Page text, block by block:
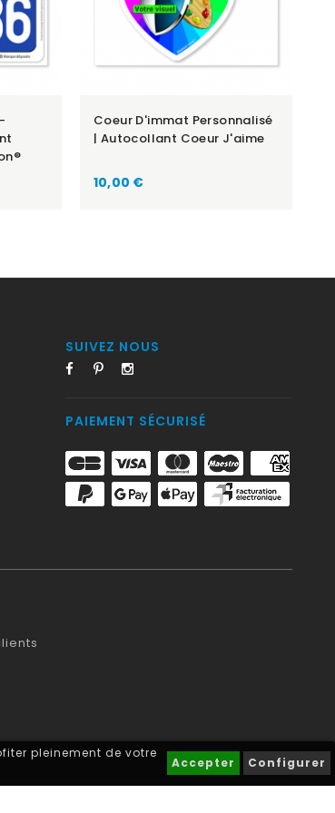
pleinement de votre
Accepter Configurer
Coeur D'immat Personnalisé
| Autocollant Coeur J'aime
Prix
10,00 €
SUIVEZ NOUS
PAIEMENT SÉCURISÉ